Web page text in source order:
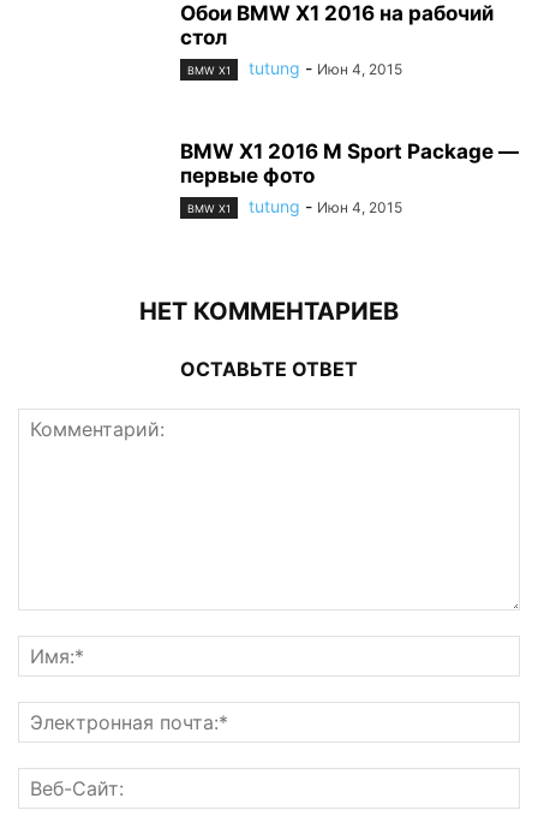
Обои BMW X1 2016 на рабочий
стол
BMW X1 tutung - Июн 4, 2015
BMW X1 2016 M Sport Package —
первые фото
BMW X1 tutung - Июн 4, 2015
НЕТ КОММЕНТАРИЕВ
ОСТАВЬТЕ ОТВЕТ